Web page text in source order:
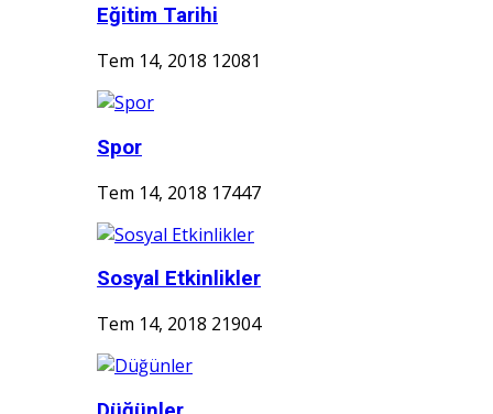
Eğitim Tarihi
Tem 14, 2018 12081
Spor
Tem 14, 2018 17447
Sosyal Etkinlikler
Tem 14, 2018 21904